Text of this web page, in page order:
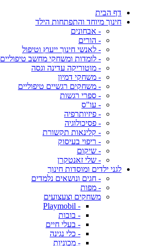
דף הבית
חינוך מיוחד והתפתחות הילד
- אבחונים
- הורים
- לאנשי חינוך ייעוץ וטיפול
- לומדות ומשחקי מחשב טיפוליים
- מוטוריקה עדינה וגסה
- משחקי דמיון
- משחקים רגשיים טיפוליים
- ספרי רגשות
- עו"ס
- פיזיותרפיה
- פסיכולוגיה
- קלינאות תקשורת
- ריפוי בעיסוק
- שיקום
- שלי זאנטקרן
לגני ילדים ומוסדות חינוך
- חגים ונושאים נלמדים
- מפות
משחקים וצעצועים
- Playmobil
- בובות
- בעלי חיים
- כלי נגינה
- מכוניות